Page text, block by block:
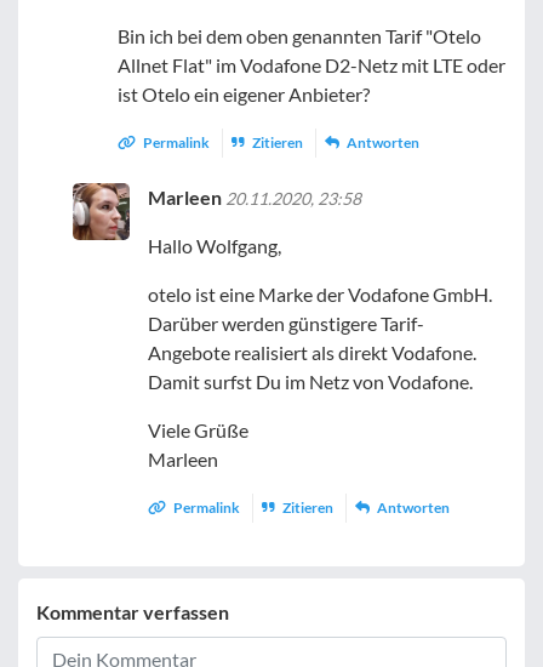
Bin ich bei dem oben genannten Tarif "Otelo
Allnet Flat" im Vodafone D2-Netz mit LTE oder
ist Otelo ein eigener Anbieter?
Permalink Zitieren Antworten
Marleen 20.11.2020, 23:58
Hallo Wolfgang,
otelo ist eine Marke der Vodafone GmbH.
Darüber werden günstigere Tarif-
Angebote realisiert als direkt Vodafone.
Damit surfst Du im Netz von Vodafone.
Viele Grüße
Marleen
Permalink Zitieren Antworten
Kommentar verfassen